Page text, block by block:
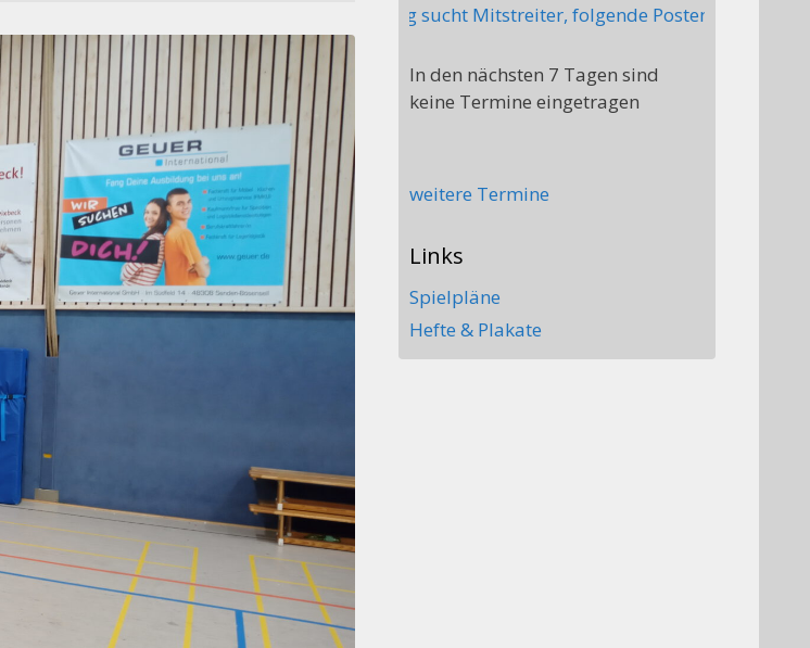
++++ Der Vorstand der Handballabteilung sucht Mitstreiter, folgende Posten sind aktuell
In den nächsten 7 Tagen sind
keine Termine eingetragen
weitere Termine
Links
Spielpläne
Hefte & Plakate